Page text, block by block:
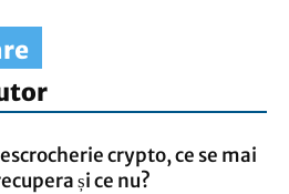
crypto, ce se mai
și ce nu?